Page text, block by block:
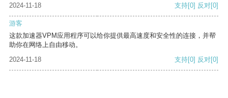
2024-11-18
支持[0] 反对[0]
游客
这款加速器VPM应用程序可以给你提供最高速度和安全性的连接，并帮
助你在网络上自由移动。
2024-11-18
支持[0] 反对[0]